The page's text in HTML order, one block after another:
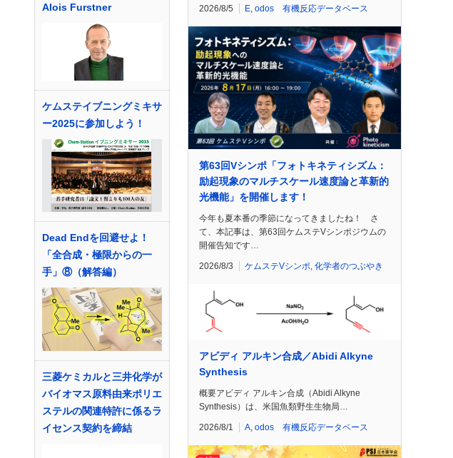
Alois Furstner
ケムステイブニングミキサ
ー2025に参加しよう！
Dead Endを回避せよ！
「全合成・極限からの一
手」⑧（解答編）
三菱ケミカルと三井化学が
バイオマス原料由来ポリエ
ステルの関連特許に係るラ
イセンス契約を締結
2026/8/5 E, odos 有機反応データベース
第63回Vシンポ「フォトキネティシズム：
励起現象のマルチスケール速度論と革新的
光機能」を開催します！
今年も夏本番の季節になってきましたね！ さ
て、本記事は、第63回ケムステVシンポジウムの
開催告知です…
2026/8/3 ケムステVシンポ 化学者のつぶやき
アビディ アルキン合成／Abidi Alkyne
Synthesis
概要アビディ アルキン合成（Abidi Alkyne
Synthesis）は、米国魚類野生生物局…
2026/8/1 A odos 有機反応データベース